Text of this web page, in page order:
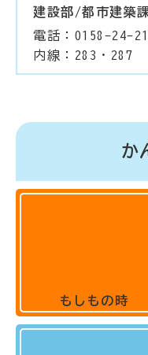
建設部/都市建築
電話：0158-24-
内線：283・287
か
もしもの時